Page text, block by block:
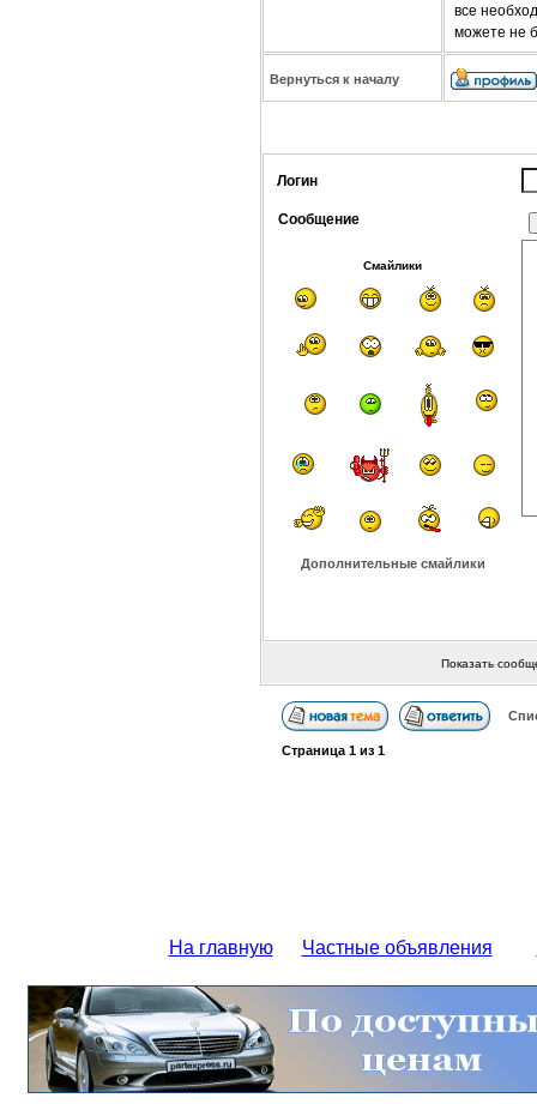
все
можете не
Вернуться к началу
Логин
Сообщение
Смайлики
Дополнительные смайлики
Показать
Страница 1из 1
На главную Частные объявления